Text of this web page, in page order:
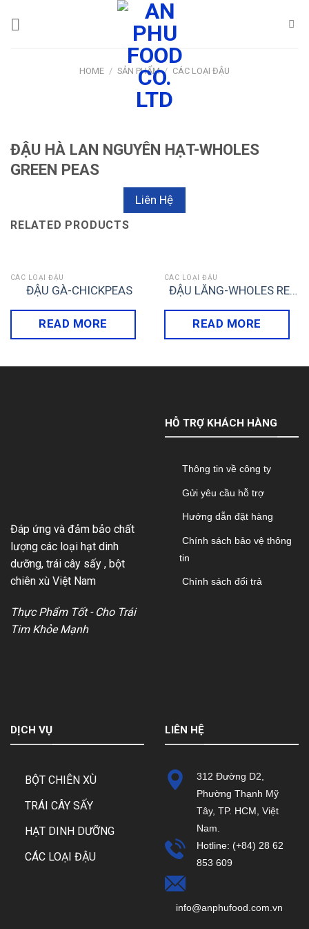
HOME / SẢN PHẨM / CÁC LOẠI ĐẬU
ĐẬU HÀ LAN NGUYÊN HẠT-WHOLES
GREEN PEAS
Liên Hệ
RELATED PRODUCTS
CÁC LOẠI ĐẬU
ĐẬU GÀ-CHICKPEAS
READ MORE
CÁC LOẠI ĐẬU
ĐẬU LĂNG-WHOLES RED
READ MORE
Đáp ứng và đảm bảo chất
lượng các loại hạt dinh
dưỡng, trái cây sấy , bột
chiên xù Việt Nam
Thực Phẩm Tốt - Cho Trái
Tim Khỏe Mạnh
HỖ TRỢ KHÁCH HÀNG
Thông tin về công ty
Gửi yêu cầu hỗ trợ
Hướng dẫn đặt hàng
Chính sách bảo vệ thông
tin
Chính sách đổi trả
DỊCH VỤ
BỘT CHIÊN XÙ
TRÁI CÂY SẤY
HẠT DINH DƯỠNG
CÁC LOẠI ĐẬU
LIÊN HỆ
312 Đường D2,
Phường Thạnh Mỹ
Tây, TP. HCM, Việt
Nam.
Hotline: (+84) 28 62
853 609
info@anphufood.com.vn